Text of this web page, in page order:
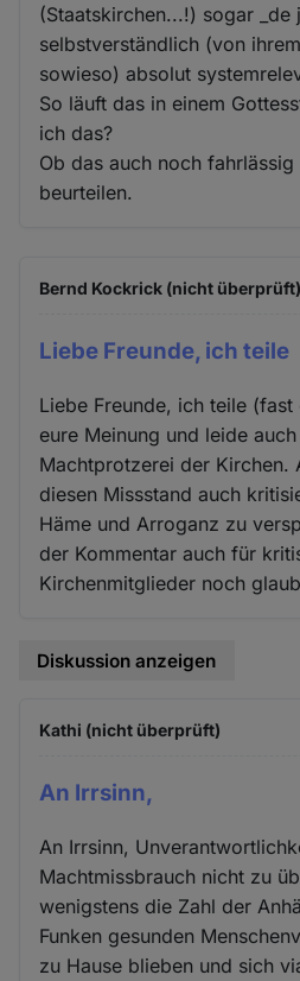
(Staatskirchen...!) sogar _de
selbstverständlich (von
sowieso) absolut
So läuft das in einem
ich das?
Ob das auch noch
beurteilen.
Bernd Kockrick (nicht überprüft)
Liebe Freunde, ich teile
Liebe Freunde, ich teile (fast
eure Meinung und leide
Machtprotzerei der Kirchen.
diesen Missstand auch
Häme und Arroganz zu
der Kommentar auch für
Kirchenmitglieder noch
Diskussion anzeigen
Kathi (nicht überprüft)
An Irrsinn,
An Irrsinn,
Machtmissbrauch nicht zu
wenigstens die Zahl der
Funken gesunden
zu Hause blieben und sich